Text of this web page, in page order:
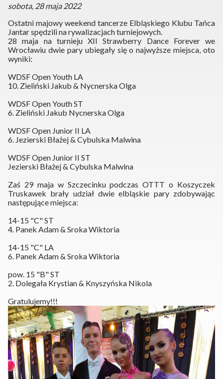
sobota, 28 maja 2022
Ostatni majowy weekend tancerze Elbląskiego Klubu Tańca
Jantar spędzili na rywalizacjach turniejowych.
28 maja na turnieju XII Strawberry Dance Forever we
Wrocławiu dwie pary ubiegały się o najwyższe miejsca, oto
wyniki:
WDSF Open Youth LA
10. Zieliński Jakub & Nycnerska Olga
WDSF Open Youth ST
6. Zieliński Jakub Nycnerska Olga
WDSF Open Junior II LA
6. Jezierski Błażej & Cybulska Malwina
WDSF Open Junior II ST
Jezierski Błażej & Cybulska Malwina
Zaś 29 maja w Szczecinku podczas OTTT o Koszyczek
Truskawek brały udział dwie elbląskie pary zdobywając
następujące miejsca:
14-15 "C" ST
4. Panek Adam & Sroka Wiktoria
14-15 "C" LA
6. Panek Adam & Sroka Wiktoria
pow. 15 "B" ST
2. Dolegała Krystian & Knyszyńska Nikola
Gratulujemy!!!